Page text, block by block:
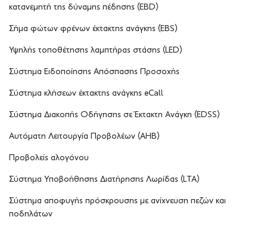
κατανεμητή της δύναμης πέδησης (EBD)
Σήμα φώτων φρένων έκτακτης ανάγκης (EBS)
Υψηλής τοποθέτησης λαμπτήρας στάσης (LED)
Σύστημα Ειδοποίησης Απόσπασης Προσοχής
Σύστημα κλήσεων έκτακτης ανάγκης eCall
Σύστημα Διακοπής Οδήγησης σε Έκτακτη Ανάγκη (EDSS)
Αυτόματη Λειτουργία Προβολέων (AHB)
Προβολείς αλογόνου
Σύστημα Υποβοήθησης Διατήρησης Λωρίδας (LTA)
Σύστημα αποφυγής πρόσκρουσης με ανίχνευση πεζών και
ποδηλάτων